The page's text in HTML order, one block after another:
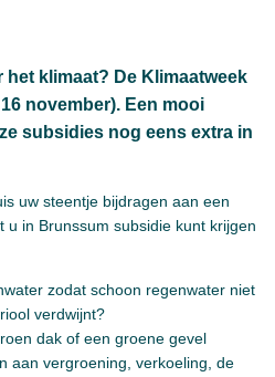
klimaat? De Klimaatweek
november). Een mooi
subsidies nog eens extra in
uw steentje bijdragen aan een
u in Brunssum subsidie kunt krijgen
zodat schoon regenwater niet
verdwijnt?
dak of een groene gevel
aan vergroening, verkoeling, de